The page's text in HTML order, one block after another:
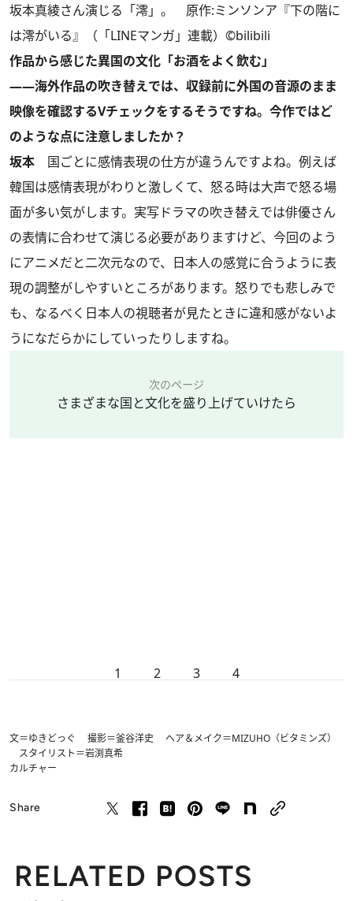
坂本真綾さん演じる「澪」。 原作:ミンソンア『下の階に
は澪がいる』（「LINEマンガ」連載）©bilibili
作品から感じた異国の文化「お酒をよく飲む」
――海外作品の吹き替えでは、収録前に外国の音源のまま
映像を確認するVチェックをするそうですね。今作ではど
のような点に注意しましたか？
坂本 国ごとに感情表現の仕方が違うんですよね。例えば
韓国は感情表現がわりと激しくて、怒る時は大声で怒る場
面が多い気がします。実写ドラマの吹き替えでは俳優さん
の表情に合わせて演じる必要がありますけど、今回のよう
にアニメだと二次元なので、日本人の感覚に合うように表
現の調整がしやすいところがあります。怒りでも悲しみで
も、なるべく日本人の視聴者が見たときに違和感がないよ
うになだらかにしていったりしますね。
次のページ
さまざまな国と文化を盛り上げていけたら
1 2 3 4
文＝ゆきどっぐ 撮影＝釜谷洋史 ヘア＆メイク＝MIZUHO（ビタミンズ）
スタイリスト＝岩渕真希
カルチャー
Share
RELATED POSTS